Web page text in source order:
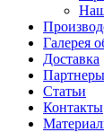
Галерея
Доставка
Партнеры
Статьи
Контакты